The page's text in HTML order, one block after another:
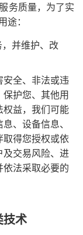
务质量，为了实
途：
并维护、改
全、非法或违
护您、其他用
权益，我们可能
、设备信息、
取得您授权或依
及交易风险、进
法采取必要的
技术